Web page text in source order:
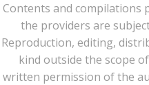
Contents and compilations
the providers are
Reproduction, editing,
kind outside the scope
written permission of the